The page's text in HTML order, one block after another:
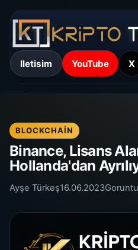
Iletisim YouTube X
BLOCKCHAIN
Binance, Lisans
Hollanda'dan
Ayşe Türkeş16.06.2023